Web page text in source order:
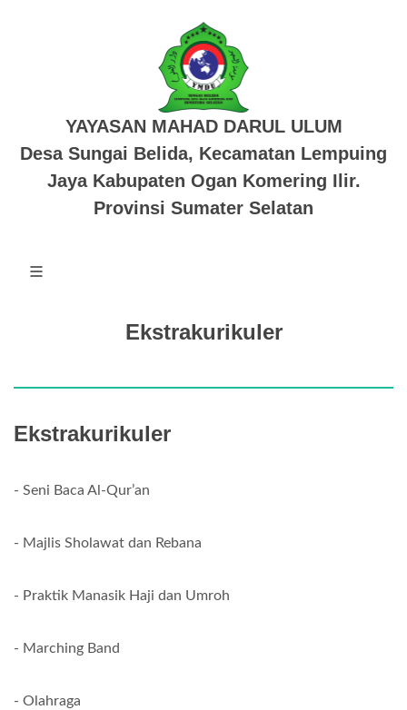
YAYASAN MAHAD DARUL ULUM
Desa Sungai Belida, Kecamatan Lempuing
Jaya Kabupaten Ogan Komering Ilir.
Provinsi Sumater Selatan
Ekstrakurikuler
Ekstrakurikuler
- Seni Baca Al-Qur’an
- Majlis Sholawat dan Rebana
- Praktik Manasik Haji dan Umroh
- Marching Band
- Olahraga